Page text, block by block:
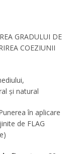
GRADULUI DE
COEZIUNII
și natural
în aplicare
de FLAG